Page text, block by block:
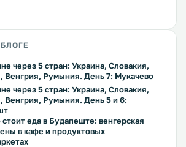
через 5 стран: Украина, Словакия,
Венгрия, Румыния. День 7: Мукачево
через 5 стран: Украина, Словакия,
Венгрия, Румыния. День 5 и 6:
стоит еда в Будапеште: венгерская
в кафе и продуктовых